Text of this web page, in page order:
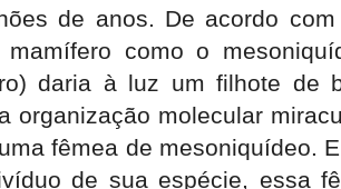
de anos. De acordo
mamífero como o
daria à luz um filhote de
organização molecular
fêmea de mesoniquídeo.
de sua espécie, essa